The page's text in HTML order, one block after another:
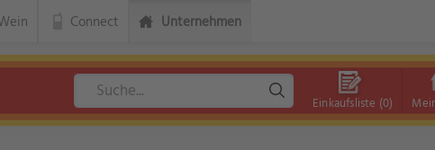
Connect Unternehmen
Einkaufsliste (0)